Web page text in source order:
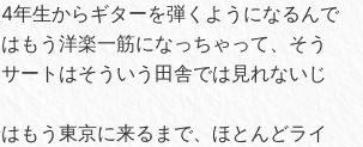
年生からギターを弾くようになるんで
もう洋楽一筋になっちゃって、そう
ートはそういう田舎では見れないじ
もう東京に来るまで、ほとんどライ